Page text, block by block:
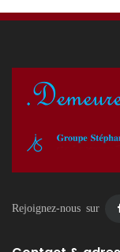
Rejoignez-nous sur